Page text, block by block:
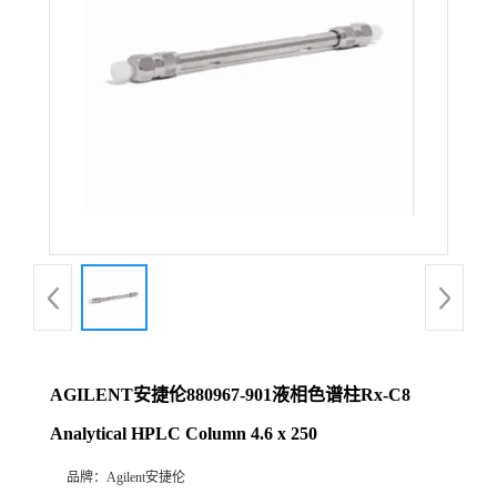
AGILENT安捷伦880967-901液相色谱柱Rx-C8
Analytical HPLC Column 4.6 x 250
品牌： Agilent安捷伦